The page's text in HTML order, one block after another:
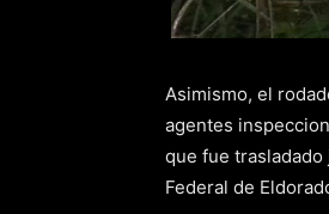
Asimismo, el
agentes
que fue
Federal de